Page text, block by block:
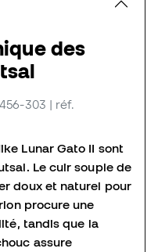
des
303 | réf.
Lunar Gato II sont
Le cuir souple de
doux et naturel pour
procure une
tandis que la
assure